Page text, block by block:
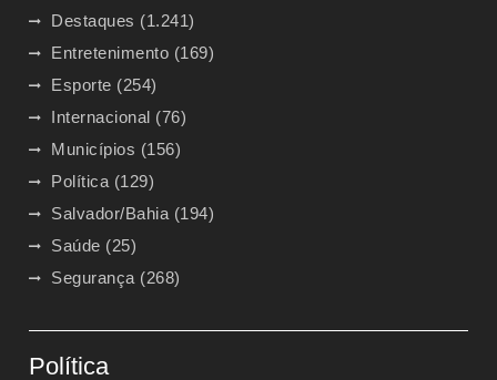
Destaques (1.241)
Entretenimento (169)
Esporte (254)
Internacional (76)
Municípios (156)
Política (129)
Salvador/Bahia (194)
Saúde (25)
Segurança (268)
Política